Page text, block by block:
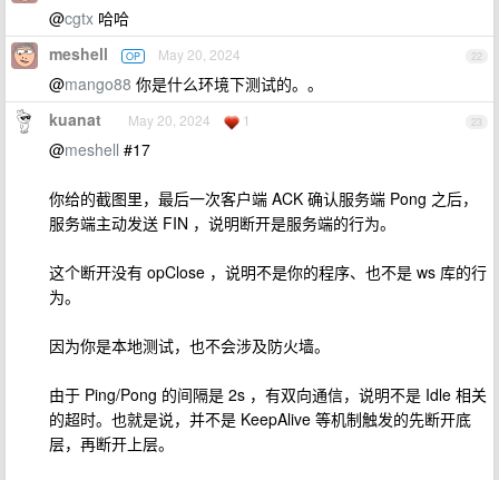
@cgtx 哈哈
22
meshell OP May 20, 2024
@mango88 你是什么环境下测试的。。
23
kuanat May 20, 2024 1
@meshell #17
你给的截图里，最后一次客户端 ACK 确认服务端 Pong 之后，
服务端主动发送 FIN ，说明断开是服务端的行为。
这个断开没有 opClose ，说明不是你的程序、也不是 ws 库的行
为。
因为你是本地测试，也不会涉及防火墙。
由于 Ping/Pong 的间隔是 2s ，有双向通信，说明不是 Idle 相关
的超时。也就是说，并不是 KeepAlive 等机制触发的先断开底
层，再断开上层。